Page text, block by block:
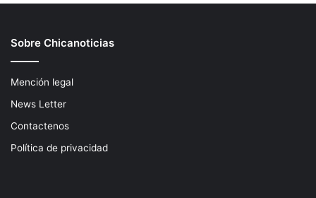
Sobre Chicanoticias
Mención legal
News Letter
Contactenos
Política de privacidad